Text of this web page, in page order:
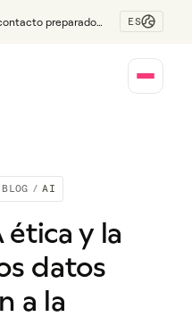
preparado
ES
BLOG / AI
ética y la
datos
a la